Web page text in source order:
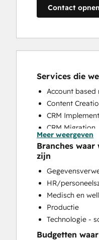
Contact
Services die
Account based
Content
CRM
CRM Migration
Email Marketing
Full Inbound
Paid
Programmable
Search Engine
Social Media
Video
Meer weergeven
Branches waar
zijn
HR/
Medisch en
Productie
Technologie -
Budgetten